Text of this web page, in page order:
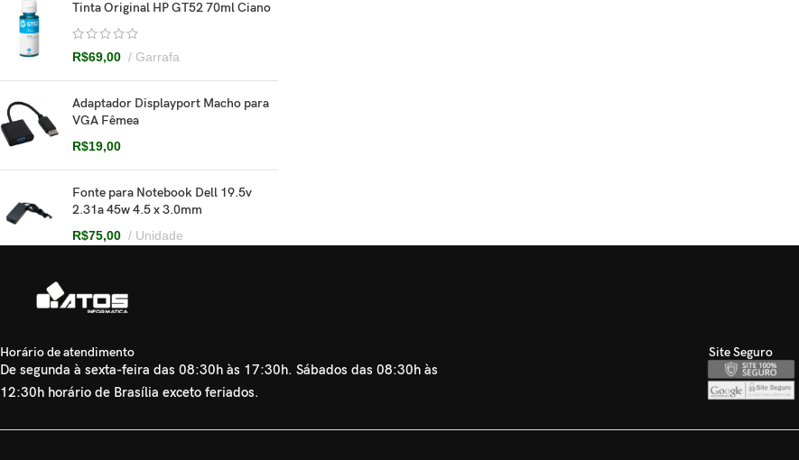
Tinta Original HP GT52 70ml Ciano
R$69,00 Garrafa
Adaptador Displayport Macho para
VGA Fêmea
R$19,00
Fonte para Notebook Dell 19.5v
2.31a 45w 4.5 x 3.0mm
R$75,00 Unidade
Horário de atendimento
De segunda à sexta-feira das 08:30h às 17:30h. Sábados das 08:30h às
12:30h horário de Brasília exceto feriados.
Site Seguro